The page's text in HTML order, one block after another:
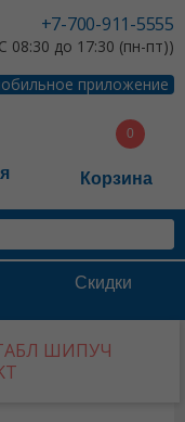
+7-700-911-5555
08:30 до 17:30 (пн-пт))
приложение
Корзина
Скидки
ШИПУЧ